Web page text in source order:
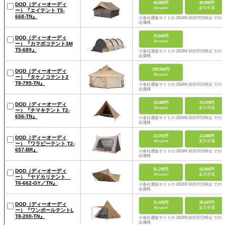
DOD（ディーオーディ
ー）『エイテント T5-
668-TN』
48,800円
Amazon
48,800円
楽天市場
※各社通販サイトの 2024年10月07日時点 での税
込価格
DOD（ディーオーディ
ー）『カマボコテント3M
T5-689』
79,640円
Amazon
※各社通販サイトの 2024年10月07日時点 での税
込価格
DOD（ディーオーディ
ー）『タケノコテント2
T8-795-TN』
229,000円
Amazon
※各社通販サイトの 2024年10月07日時点 での税
込価格
DOD（ディーオーディ
ー）『チマキテント T2-
656-TN』
19,488円
Amazon
19,470円
楽天市場
※各社通販サイトの 2024年10月07日時点 での税
込価格
DOD（ディーオーディ
ー）『ワラビーテント T2-
657-BR』
10,791円
Amazon
11,680円
楽天市場
※各社通販サイトの 2024年10月07日時点 での税
込価格
DOD（ディーオーディ
ー）『ヤドカリテント
T6-662-GY／TN』
51,735円
Amazon
52,800円
楽天市場
※各社通販サイトの 2024年10月07日時点 での税
込価格
DOD（ディーオーディ
ー）『ワンポールテントL
T8-200-TN』
31,429円
Amazon
36,607円
楽天市場
※各社通販サイトの 2024年10月07日時点 での税
込価格